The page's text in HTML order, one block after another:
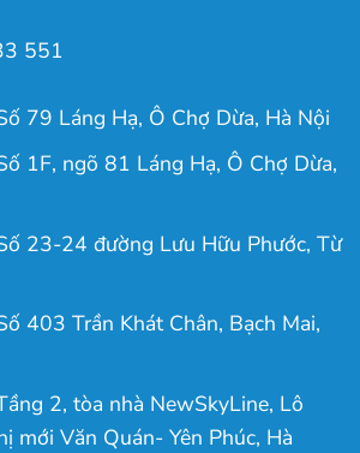
551
79 Láng Hạ, Ô Chợ Dừa, Hà Nội
1F, ngõ 81 Láng Hạ, Ô Chợ Dừa,
23-24 đường Lưu Hữu Phước, Từ
403 Trần Khát Chân, Bạch Mai,
2, tòa nhà NewSkyLine, Lô
mới Văn Quán- Yên Phúc, Hà